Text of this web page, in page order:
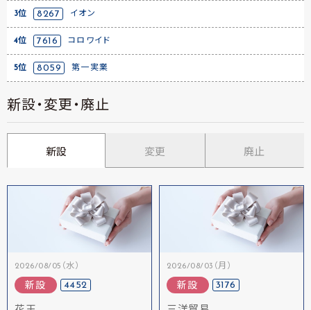
3位 8267 イオン
4位 7616 コロワイド
5位 8059 第一実業
新設・変更・廃止
新設 変更 廃止
2026/08/05（水）
新設 4452
2026/08/03（月）
新設 3176